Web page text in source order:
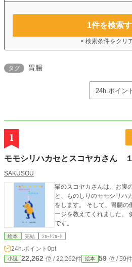
1件を検索
× 検索条件をクリ
タグ 胃腸
1
モモシリハカセとスコヤカさん １
SAKUSOU
猫のスコヤカさんは、お腹
と、ものしりのモモシリハ
をします。 そして、胃腸
ージを教えてくれました。 健康や体のしくみを知る知育絵本
です。
絵本 完結 ｼｮｰﾄｼｮｰﾄ
24h.ポイント 0pt
小説 22,262 位 / 22,262件 絵本 59 位 / 59件